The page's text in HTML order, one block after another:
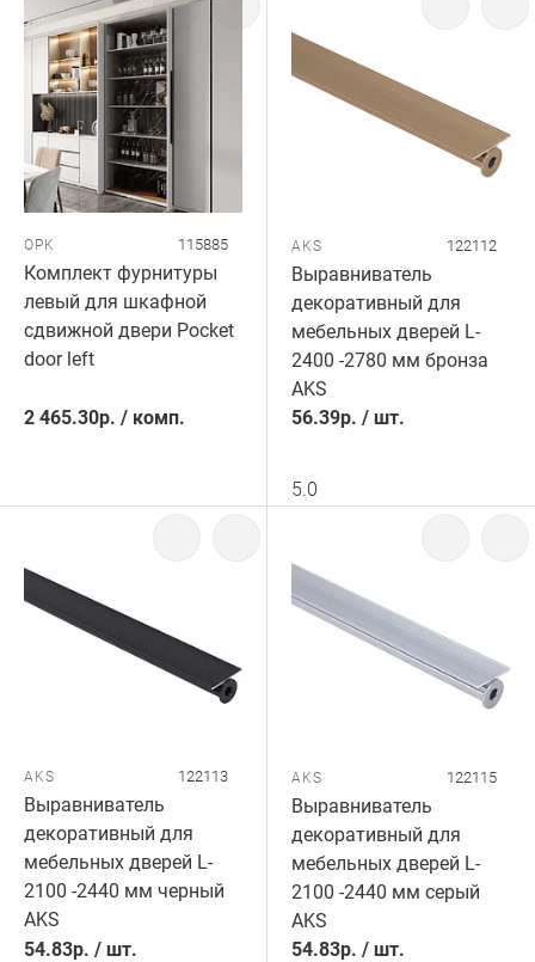
OPK 115885
Комплект фурнитуры
левый для шкафной
сдвижной двери Pocket
door left
2 465.30р. / комп.
AKS 122112
Выравниватель
декоративный для
мебельных дверей L-
2400 -2780 мм бронза
AKS
56.39р. / шт.
5.0
AKS 122113
Выравниватель
декоративный для
мебельных дверей L-
2100 -2440 мм черный
AKS
54.83р. / шт.
AKS 122115
Выравниватель
декоративный для
мебельных дверей L-
2100 -2440 мм серый
AKS
54.83р. / шт.